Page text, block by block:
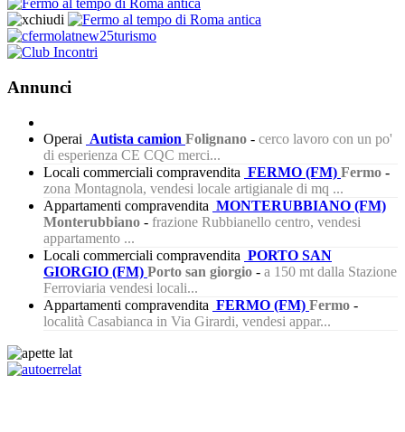
Annunci
Operai Autista camion Folignano - cerco lavoro con un po'
di esperienza CE CQC merci...
Locali commerciali compravendita FERMO (FM) Fermo -
zona Montagnola, vendesi locale artigianale di mq ...
Appartamenti compravendita MONTERUBBIANO (FM)
Monterubbiano - frazione Rubbianello centro, vendesi
appartamento ...
Locali commerciali compravendita PORTO SAN
GIORGIO (FM) Porto san giorgio - a 150 mt dalla Stazione
Ferroviaria vendesi locali...
Appartamenti compravendita FERMO (FM) Fermo -
località Casabianca in Via Girardi, vendesi appar...